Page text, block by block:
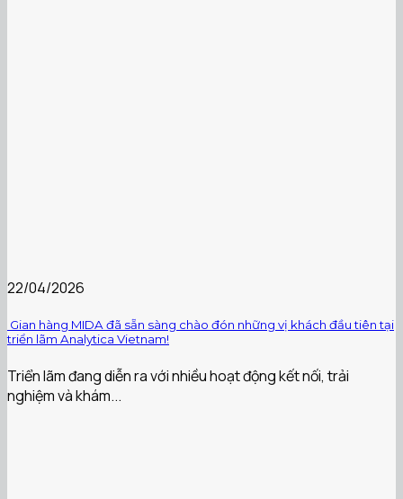
22/04/2026
️ Gian hàng MIDA đã sẵn sàng chào đón những vị khách đầu tiên tại
triển lãm Analytica Vietnam!
Triển lãm đang diễn ra với nhiều hoạt động kết nối, trải
nghiệm và khám...